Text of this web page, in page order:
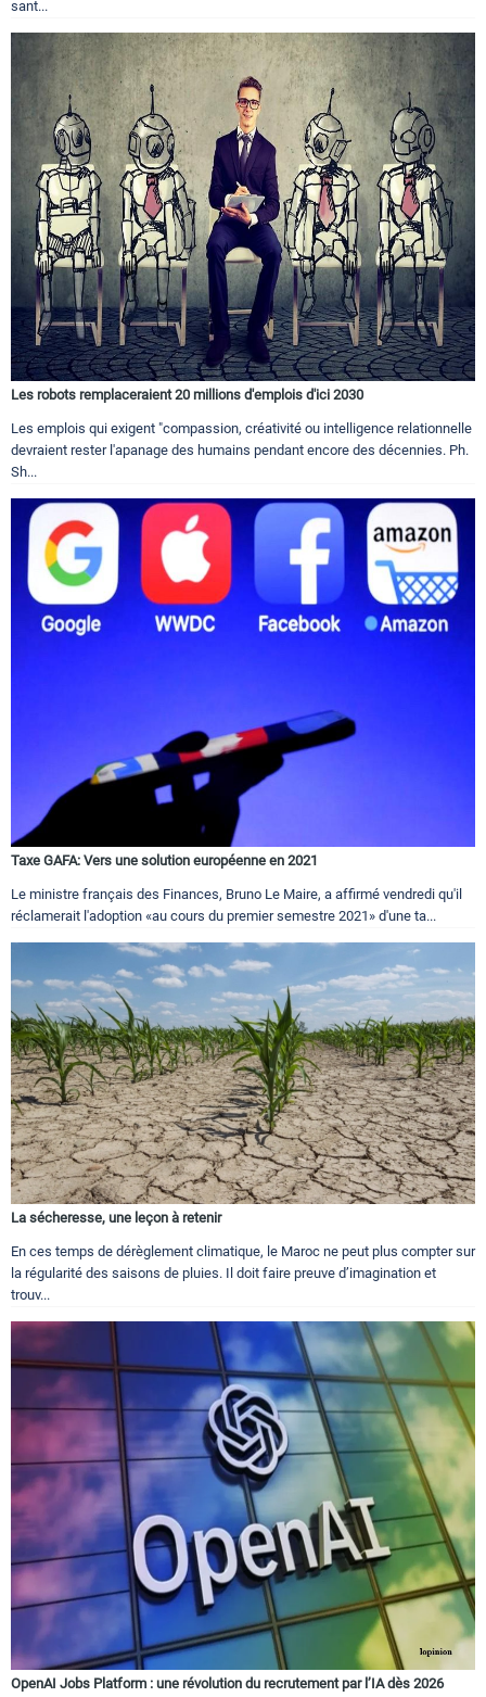
sant...
Les robots remplaceraient 20 millions d'emplois d'ici 2030
Les emplois qui exigent "compassion, créativité ou intelligence relationnelle
devraient rester l'apanage des humains pendant encore des décennies. Ph.
Sh...
Taxe GAFA: Vers une solution européenne en 2021
Le ministre français des Finances, Bruno Le Maire, a affirmé vendredi qu'il
réclamerait l'adoption «au cours du premier semestre 2021» d'une ta...
La sécheresse, une leçon à retenir
En ces temps de dérèglement climatique, le Maroc ne peut plus compter sur
la régularité des saisons de pluies. Il doit faire preuve d’imagination et
trouv...
OpenAI Jobs Platform : une révolution du recrutement par l’IA dès 2026